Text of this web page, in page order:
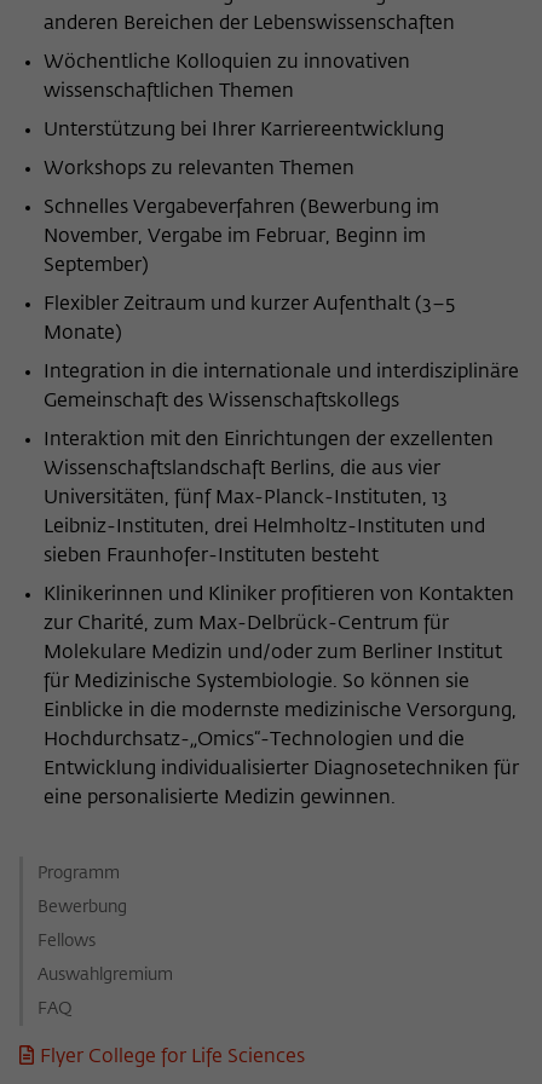
anderen Bereichen der Lebenswissenschaften
Wöchentliche Kolloquien zu innovativen
wissenschaftlichen Themen
Unterstützung bei Ihrer Karriereentwicklung
Workshops zu relevanten Themen
Schnelles Vergabeverfahren (Bewerbung im
November, Vergabe im Februar, Beginn im
September)
Flexibler Zeitraum und kurzer Aufenthalt (3–5
Monate)
Integration in die internationale und interdisziplinäre
Gemeinschaft des Wissenschaftskollegs
Interaktion mit den Einrichtungen der exzellenten
Wissenschaftslandschaft Berlins, die aus vier
Universitäten, fünf Max-Planck-Instituten, 13
Leibniz-Instituten, drei Helmholtz-Instituten und
sieben Fraunhofer-Instituten besteht
Klinikerinnen und Kliniker profitieren von Kontakten
zur Charité, zum Max-Delbrück-Centrum für
Molekulare Medizin und/oder zum Berliner Institut
für Medizinische Systembiologie. So können sie
Einblicke in die modernste medizinische Versorgung,
Hochdurchsatz-„Omics“-Technologien und die
Entwicklung individualisierter Diagnosetechniken für
eine personalisierte Medizin gewinnen.
Programm
Bewerbung
Fellows
Auswahlgremium
FAQ
Flyer College for Life Sciences